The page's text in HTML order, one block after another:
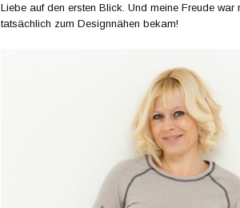
Liebe auf den ersten Blick. Und meine Freude
tatsächlich zum Designnähen bekam!